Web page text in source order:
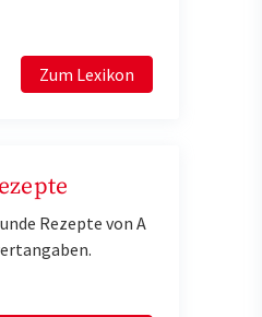
Zum Lexikon
Rezepte von A